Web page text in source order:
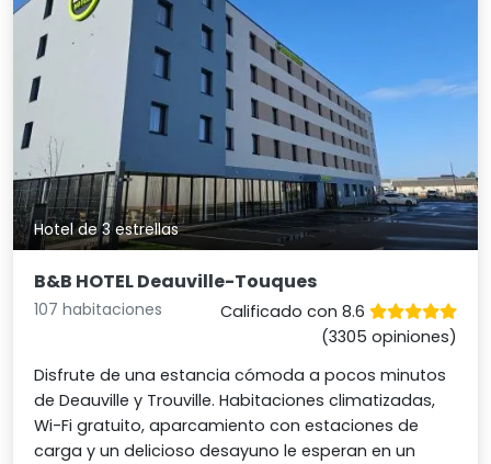
Hotel de 3 estrellas
B&B HOTEL Deauville-Touques
107 habitaciones
Calificado con 8.6
(3305 opiniones)
Disfrute de una estancia cómoda a pocos minutos
de Deauville y Trouville. Habitaciones climatizadas,
Wi-Fi gratuito, aparcamiento con estaciones de
carga y un delicioso desayuno le esperan en un